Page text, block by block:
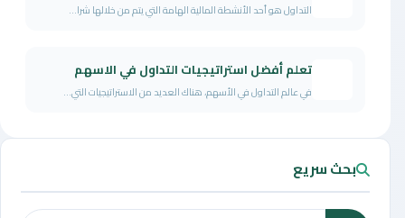
التداول هو أحد الأنشطة المالية الهامة التي يتم من خلالها شرا...
تعلم أفضل استراتيجيات التداول في الاسهم
في عالم التداول في الأسهم، هناك العديد من الاستراتيجيات التي...
بحث سريع